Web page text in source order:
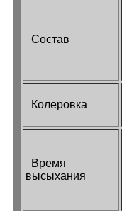
Состав
Колеровка
Время
высыхания